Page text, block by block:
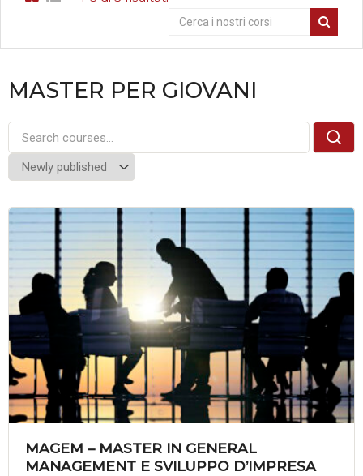
MASTER PER GIOVANI
MAGEM – MASTER IN GENERAL
MANAGEMENT E SVILUPPO D’IMPRESA